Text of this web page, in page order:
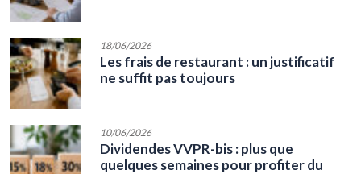
18/06/2026
Les frais de restaurant : un justificatif
ne suffit pas toujours
10/06/2026
Dividendes VVPR-bis : plus que
quelques semaines pour profiter du